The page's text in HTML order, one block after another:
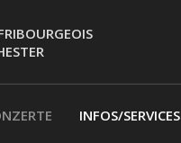
INFOS/SERVICES